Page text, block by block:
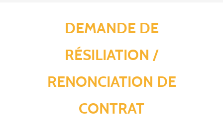
DEMANDE DE
RÉSILIATION /
RENONCIATION DE
CONTRAT